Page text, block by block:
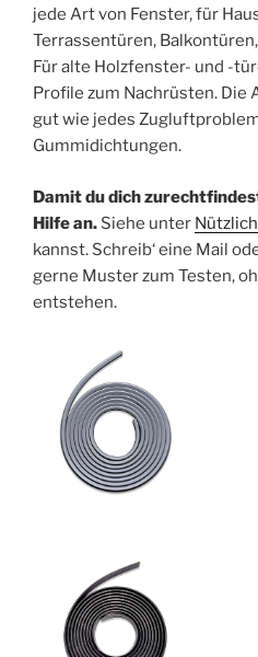
jede Art von Fenster, für
Terrassentüren,
Für alte Holzfenster- und -
Profile zum Nachrüsten. Die
gut wie jedes
Gummidichtungen.
Damit du dich
Hilfe an. Siehe unter
kannst. Schreib‘ eine Mail
gerne Muster zum Testen,
entstehen.